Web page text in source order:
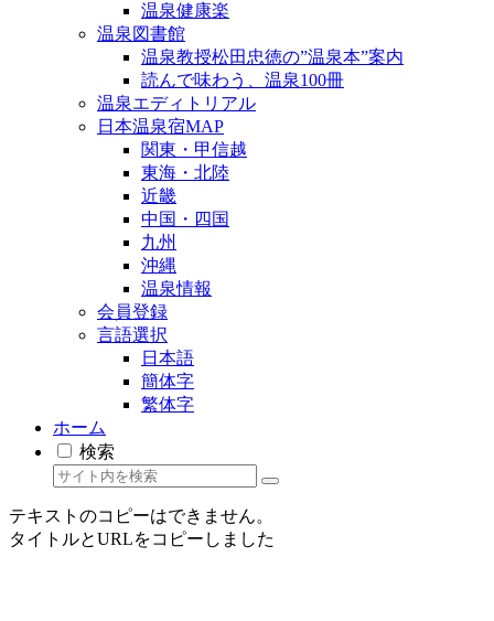
温泉健康楽
温泉図書館
温泉教授松田忠徳の”温泉本”案内
読んで味わう、温泉100冊
温泉エディトリアル
日本温泉宿MAP
関東・甲信越
東海・北陸
近畿
中国・四国
九州
沖縄
温泉情報
会員登録
言語選択
日本語
簡体字
繁体字
ホーム
検索
テキストのコピーはできません。
タイトルとURLをコピーしました